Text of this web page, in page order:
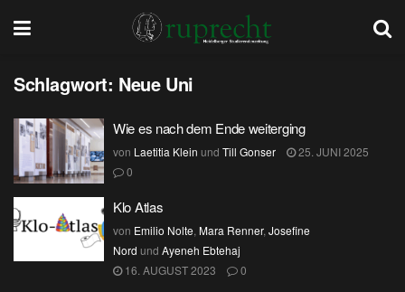
Schlagwort: Neue Uni
Wie es nach dem Ende weiterging
von Laetitia Klein und Till Gonser
25. JUNI 2025
0
Klo Atlas
von Emilio Nolte, Mara Renner, Josefine
Nord und Ayeneh Ebtehaj
16. AUGUST 2023
0